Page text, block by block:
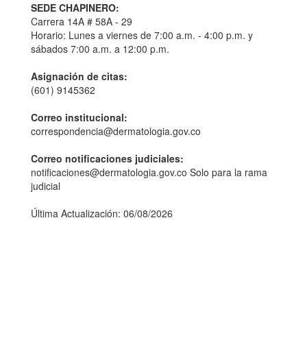
SEDE CHAPINERO:
Carrera 14A # 58A - 29
Horario: Lunes a viernes de 7:00 a.m. - 4:00 p.m. y
sábados 7:00 a.m. a 12:00 p.m.
Asignación de citas:
(601) 9145362
Correo institucional:
correspondencia@dermatologia.gov.co
Correo notificaciones judiciales:
notificaciones@dermatologia.gov.co Solo para la rama
judicial
Última Actualización: 06/08/2026